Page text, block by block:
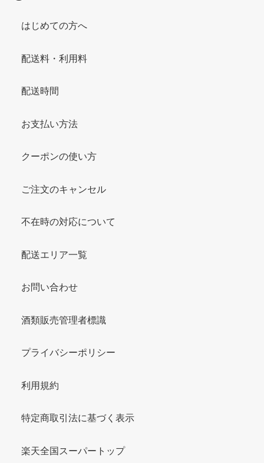
はじめての方へ
配送料・利用料
配送時間
お支払い方法
クーポンの使い方
ご注文のキャンセル
不在時の対応について
配送エリア一覧
お問い合わせ
酒類販売管理者標識
プライバシーポリシー
利用規約
特定商取引法に基づく表示
楽天全国スーパートップ